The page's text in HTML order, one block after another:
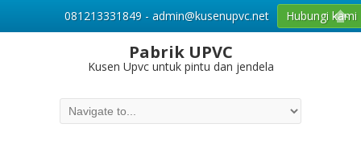
Pabrik UPVC
Kusen Upvc untuk pintu dan jendela
081213331849 - admin@kusenupvc.net Hubungi kami